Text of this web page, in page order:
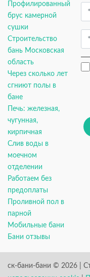
Профилированный
брус камерной
сушки
Строительство
бань Московская
область
Через сколько лет
сгниют полы в
бане
Печь: железная,
чугунная,
кирпичная
Слив воды в
моечном
отделении
Работаем без
предоплаты
Проливной пол в
парной
Мобильные бани
Бани отзывы
ск-бани-бани © 2026 |